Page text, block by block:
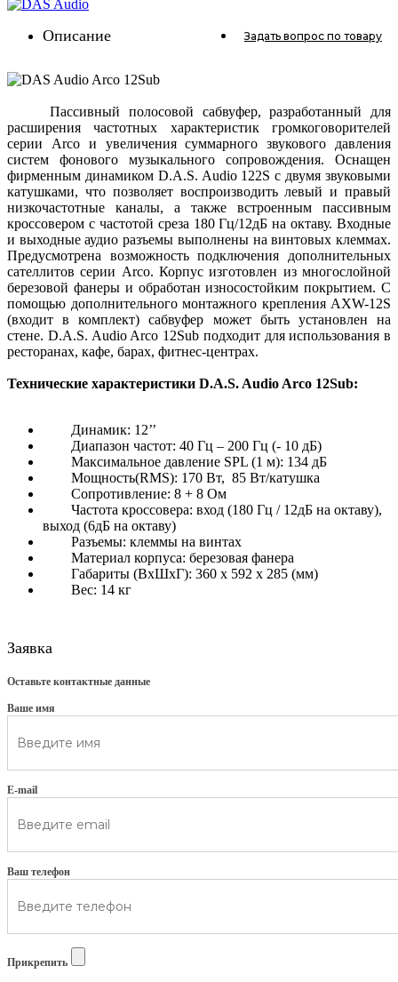
Описание Задать вопрос по товару
Пассивный полосовой сабвуфер, разработанный для
расширения частотных характеристик громкоговорителей
серии Arco и увеличения суммарного звукового давления
систем фонового музыкального сопровождения. Оснащен
фирменным динамиком D.A.S. Audio 122S с двумя звуковыми
катушками, что позволяет воспроизводить левый и правый
низкочастотные каналы, а также встроенным пассивным
кроссовером с частотой среза 180 Гц/12дБ на октаву. Входные
и выходные аудио разъемы выполнены на винтовых клеммах.
Предусмотрена возможность подключения дополнительных
сателлитов серии Arco. Корпус изготовлен из многослойной
березовой фанеры и обработан износостойким покрытием. С
помощью дополнительного монтажного крепления AXW-12S
(входит в комплект) сабвуфер может быть установлен на
стене. D.A.S. Audio Arco 12Sub подходит для использования в
ресторанах, кафе, барах, фитнес-центрах.
Технические характеристики D.A.S. Audio Arсo 12Sub:
Динамик: 12’’
Диапазон частот: 40 Гц – 200 Гц (- 10 дБ)
Максимальное давление SPL (1 м): 134 дБ
Мощность(RMS): 170 Вт, 85 Вт/катушка
Сопротивление: 8 + 8 Ом
Частота кросcовера: вход (180 Гц / 12дБ на октаву),
выход (6дБ на октаву)
Разъемы: клеммы на винтах
Материал корпуса: березовая фанера
Габариты (ВхШхГ): 360 x 592 x 285 (мм)
Вес: 14 кг
Заявка
Оставьте контактные данные
Ваше имя
E-mail
Ваш телефон
Прикрепить